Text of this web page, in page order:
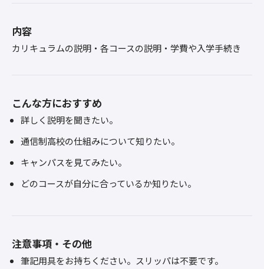
内容
カリキュラムの説明・各コースの説明・学費や入学手続き
こんな方におすすめ
詳しく説明を聞きたい。
通信制高校の仕組みについて知りたい。
キャンパスを見てみたい。
どのコースが自分に合っているか知りたい。
注意事項・その他
筆記用具をお持ちください。スリッパは不要です。